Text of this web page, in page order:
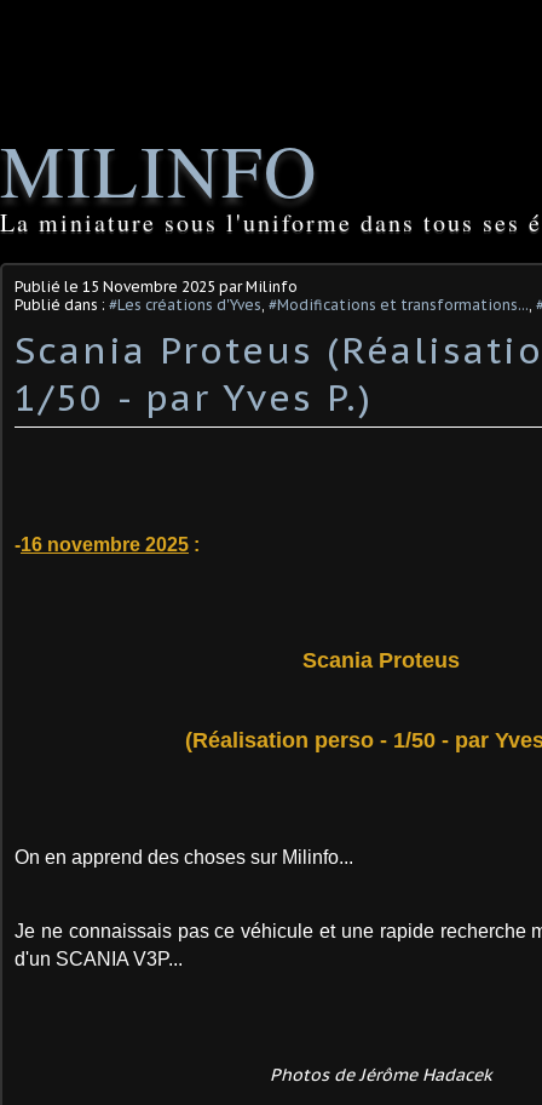
MILINFO
La miniature sous l'uniforme dans tous ses
Publié le 15 Novembre 2025 par Milinfo
Publié dans : #Les créations d'Yves, #Modifications et transformations...,
Scania Proteus
1/50 - par Yves P.)
-16 novembre 2025 :
Scania Proteus
(Réalisation perso - 1/50 - par
On en apprend des choses sur Milinfo...
Je ne connaissais pas ce véhicule et une rapide recherche
d'un SCANIA V3P...
Photos de Jérôme Hadacek